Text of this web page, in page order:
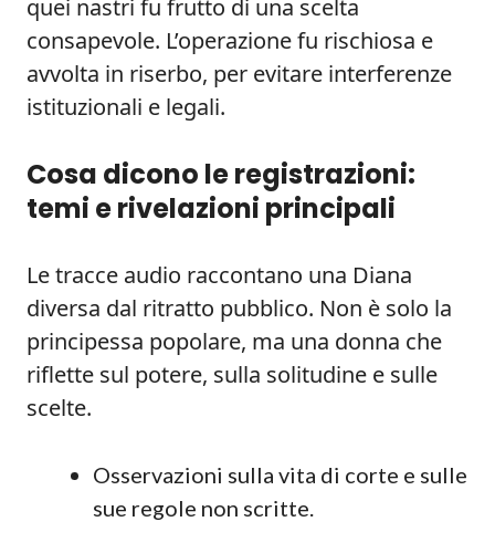
quei nastri fu frutto di una scelta
consapevole. L’operazione fu rischiosa e
avvolta in riserbo, per evitare interferenze
istituzionali e legali.
Cosa dicono le registrazioni:
temi e rivelazioni principali
Le tracce audio raccontano una Diana
diversa dal ritratto pubblico. Non è solo la
principessa popolare, ma una donna che
riflette sul potere, sulla solitudine e sulle
scelte.
Osservazioni sulla vita di corte e sulle
sue regole non scritte.